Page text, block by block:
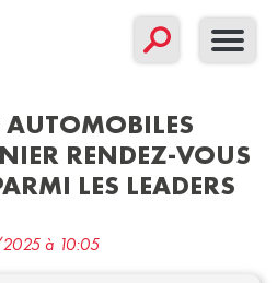
Nouveau modèle
Sport
AUTOMOBILES
RENDEZ-VOUS
LES LEADERS
à 10:05